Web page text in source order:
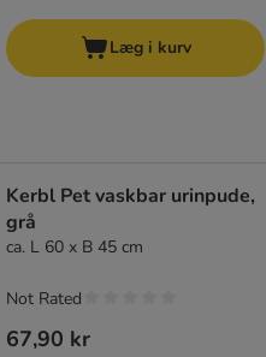
Læg i kurv
Kerbl Pet vaskbar urinpude,
grå
ca. L 60 x B 45 cm
67,90 kr
Not Rated